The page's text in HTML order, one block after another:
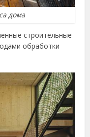
дома
строительные
обработки